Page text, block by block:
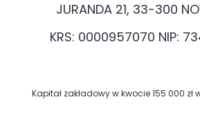
JURANDA 21, 33-300
KRS: 0000957070 NIP:
Kapitał zakładowy w kwocie 155 000 zł